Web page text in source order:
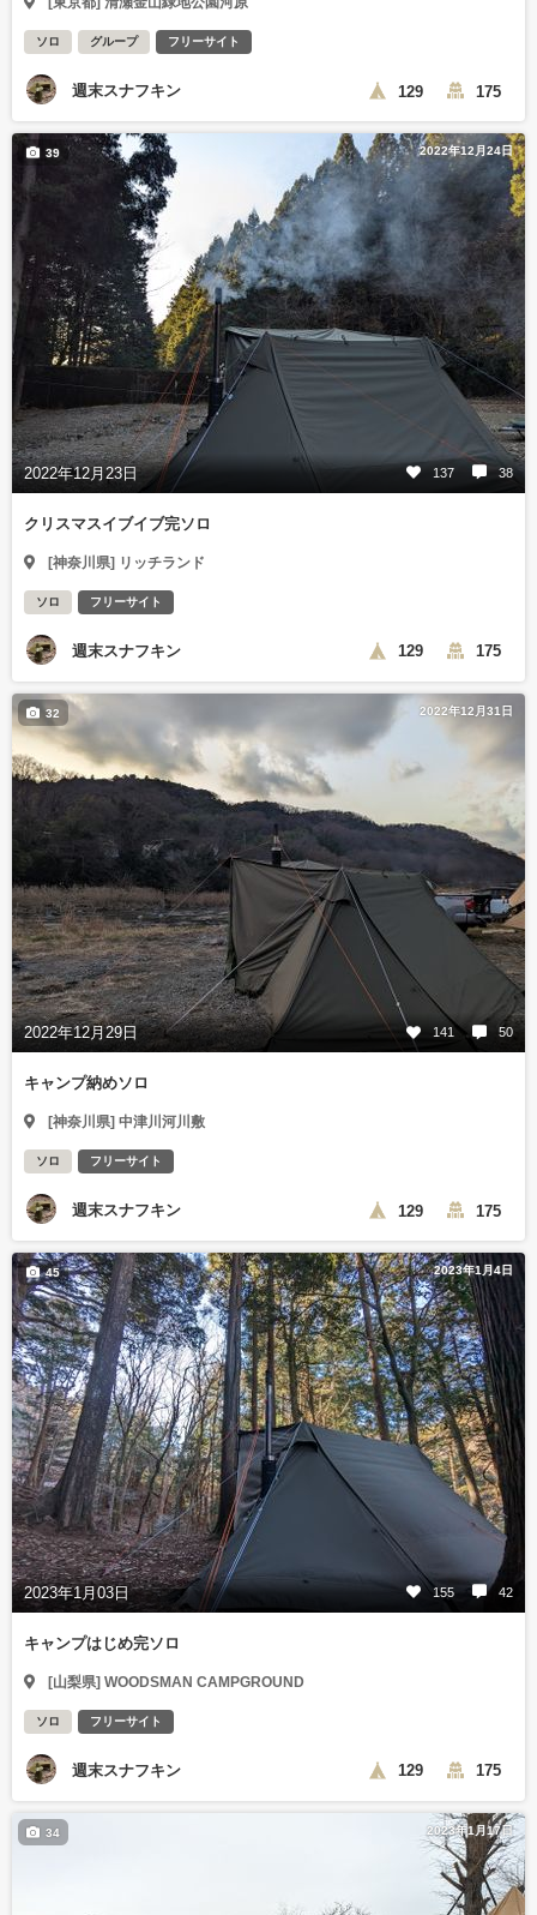
ソロ グループ フリーサイト
週末スナフキン 129 175
2022年12月24日
2022年12月23日 137 38
39
クリスマスイブイブ完ソロ
[神奈川県] リッチランド
ソロ フリーサイト
週末スナフキン 129 175
2022年12月31日
2022年12月29日 141 50
32
キャンプ納めソロ
[神奈川県] 中津川河川敷
ソロ フリーサイト
週末スナフキン 129 175
2023年1月4日
2023年1月03日 155 42
45
キャンプはじめ完ソロ
[山梨県] WOODSMAN CAMPGROUND
ソロ フリーサイト
週末スナフキン 129 175
2023年1月17日
34